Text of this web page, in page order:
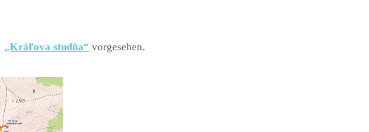
„Kráľova studňa“ vorgesehen.